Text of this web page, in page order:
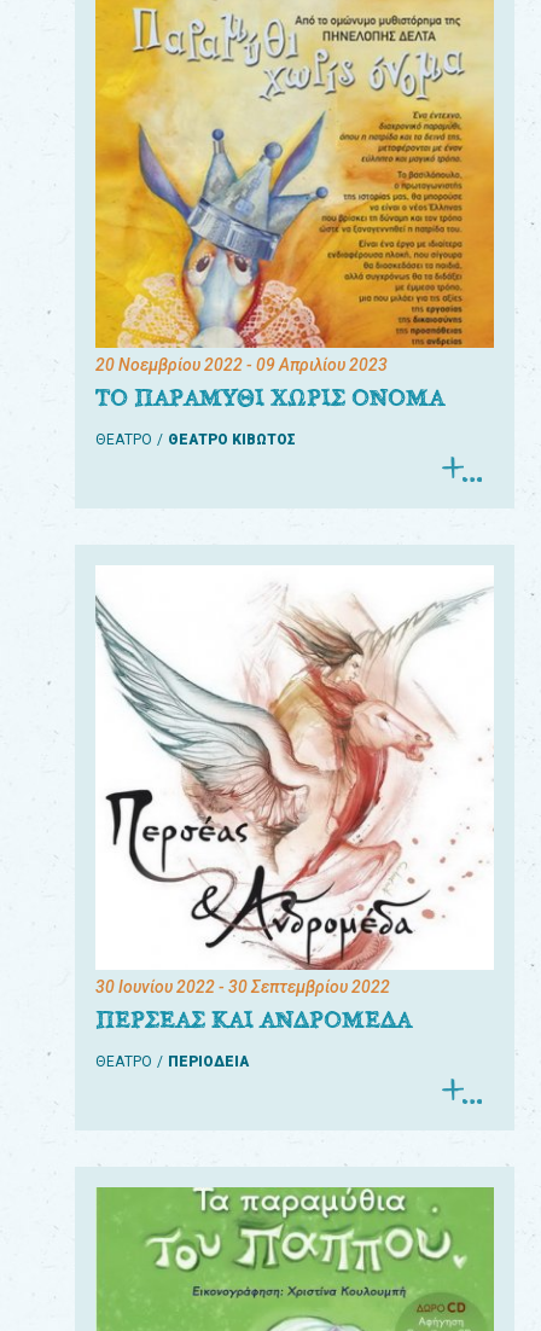
20 Νοεμβρίου 2022- 09 Απριλίου 2023
ΤΟ ΠΑΡΑΜΥΘΙ ΧΩΡΙΣ ΟΝΟΜΑ
ΘΕΑΤΡΟ ΘΕΑΤΡΟ ΚΙΒΩΤΟΣ
30 Ιουνίου 2022- 30 Σεπτεμβρίου 2022
ΠΕΡΣΕΑΣ ΚΑΙ ΑΝΔΡΟΜΕΔΑ
ΘΕΑΤΡΟ ΠΕΡΙΟΔΕΙΑ